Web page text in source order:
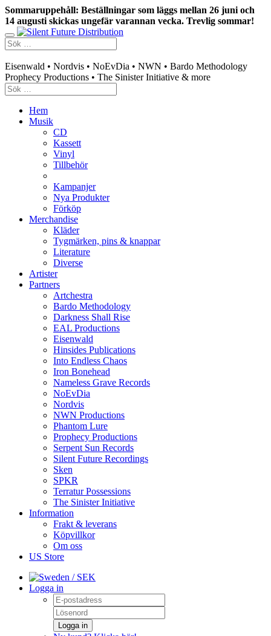
Sommaruppehåll: Beställningar som läggs mellan 26 juni och
14 augusti skickas ungefär varannan vecka. Trevlig sommar!
Eisenwald • Nordvis • NoEvDia • NWN • Bardo Methodology
Prophecy Productions • The Sinister Initiative & more
Hem
Musik
CD
Kassett
Vinyl
Tillbehör
Kampanjer
Nya Produkter
Förköp
Merchandise
Kläder
Tygmärken, pins & knappar
Literature
Diverse
Artister
Partners
Artchestra
Bardo Methodology
Darkness Shall Rise
EAL Productions
Eisenwald
Hinsides Publications
Into Endless Chaos
Iron Bonehead
Nameless Grave Records
NoEvDia
Nordvis
NWN Productions
Phantom Lure
Prophecy Productions
Serpent Sun Records
Silent Future Recordings
Sken
SPKR
Terratur Possessions
The Sinister Initiative
Information
Frakt & leverans
Köpvillkor
Om oss
US Store
/ SEK
Logga in
Logga in